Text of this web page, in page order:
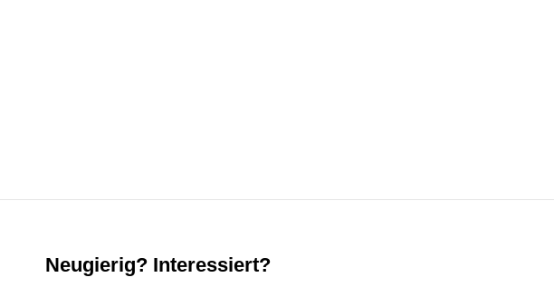
Neugierig? Interessiert?